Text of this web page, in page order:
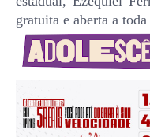
gratuita e aberta a